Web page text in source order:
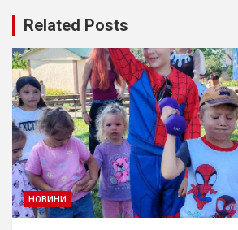
Related Posts
НОВИНИ